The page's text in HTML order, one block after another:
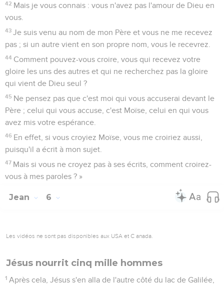
42 Mais je vous connais : vous n'avez pas l'amour de Dieu en
vous.
43 Je suis venu au nom de mon Père et vous ne me recevez
pas ; si un autre vient en son propre nom, vous le recevrez.
44 Comment pouvez-vous croire, vous qui recevez votre
gloire les uns des autres et qui ne recherchez pas la gloire
qui vient de Dieu seul ?
45 Ne pensez pas que c'est moi qui vous accuserai devant le
Père ; celui qui vous accuse, c'est Moïse, celui en qui vous
avez mis votre espérance.
46 En effet, si vous croyiez Moïse, vous me croiriez aussi,
puisqu'il a écrit à mon sujet.
47 Mais si vous ne croyez pas à ses écrits, comment croirez-
vous à mes paroles ? »
Jean 6
Les vidéos ne sont pas disponibles aux USA et C anada.
Jésus nourrit cinq mille hommes
1 Après cela, Jésus s'en alla de l'autre côté du lac de Galilée,